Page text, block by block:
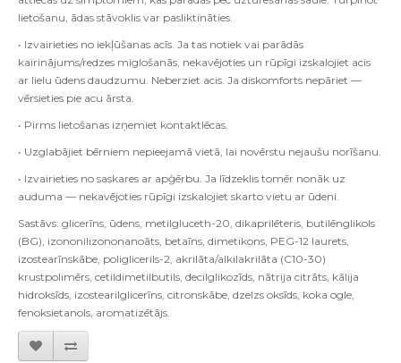
lietošanu, ādas stāvoklis var pasliktināties.
• Izvairieties no iekļūšanas acīs. Ja tas notiek vai parādās
kairinājums/redzes miglošanās, nekavējoties un rūpīgi izskalojiet acis
ar lielu ūdens daudzumu. Neberziet acis. Ja diskomforts nepāriet —
vērsieties pie acu ārsta.
• Pirms lietošanas izņemiet kontaktlēcas.
• Uzglabājiet bērniem nepieejamā vietā, lai novērstu nejaušu norīšanu.
• Izvairieties no saskares ar apģērbu. Ja līdzeklis tomēr nonāk uz
auduma — nekavējoties rūpīgi izskalojiet skarto vietu ar ūdeni.
Sastāvs: glicerīns, ūdens, metilgluceth-20, dikaprilēteris, butilēnglikols
(BG), izononilizononanoāts, betaīns, dimetikons, PEG-12 laurets,
izostearīnskābe, poliglicerils-2, akrilāta/alkilakrilāta (C10-30)
krustpolimērs, cetildimetilbutils, decilglikozīds, nātrija citrāts, kālija
hidroksīds, izostearilglicerīns, citronskābe, dzelzs oksīds, koka ogle,
fenoksietanols, aromatizētājs.